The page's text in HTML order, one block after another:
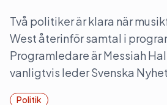
Två politiker är klara när
West återinför samtal i
Programledare är Messiah
vanligtvis leder Svenska
Politik